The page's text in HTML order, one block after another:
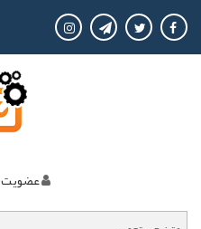
عضويت